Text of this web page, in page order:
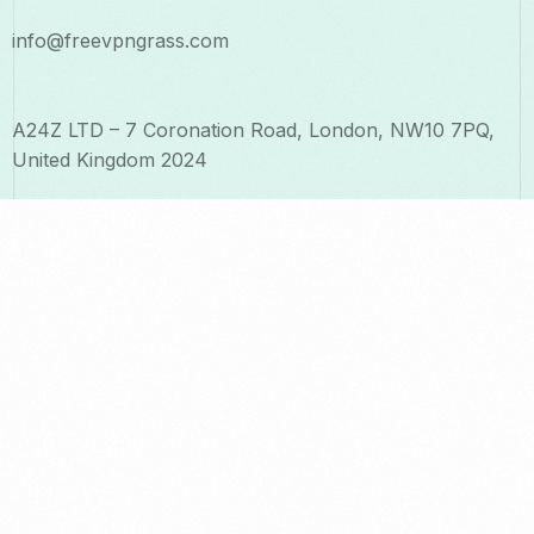
info@freevpngrass.com
A24Z LTD – 7 Coronation Road, London, NW10 7PQ,
United Kingdom 2024